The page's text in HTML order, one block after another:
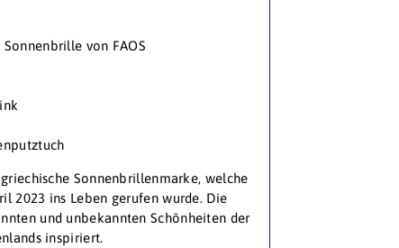
von FAOS
Sonnenbrillenmarke, welche
2023 ins Leben gerufen wurde. Die
und unbekannten Schönheiten der
inspiriert.